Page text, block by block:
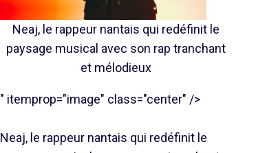
Neaj, le rappeur nantais qui redéfinit le
paysage musical avec son rap tranchant
et mélodieux
" itemprop="image" class="center" />
Neaj, le rappeur nantais qui redéfinit le